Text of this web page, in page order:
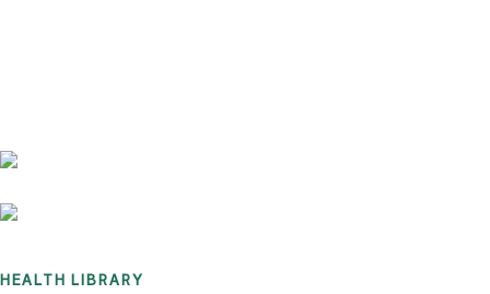
HEALTH LIBRARY